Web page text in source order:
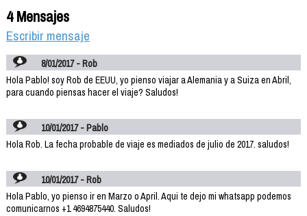
4 Mensajes
Escribir mensaje
8/01/2017 - Rob
Hola Pablo! soy Rob de EEUU, yo pienso viajar a Alemania y a Suiza en Abril,
para cuando piensas hacer el viaje? Saludos!
10/01/2017 - Pablo
Hola Rob. La fecha probable de viaje es mediados de julio de 2017. saludos!
10/01/2017 - Rob
Hola Pablo, yo pienso ir en Marzo o April. Aqui te dejo mi whatsapp podemos
comunicarnos +1 4694875440. Saludos!